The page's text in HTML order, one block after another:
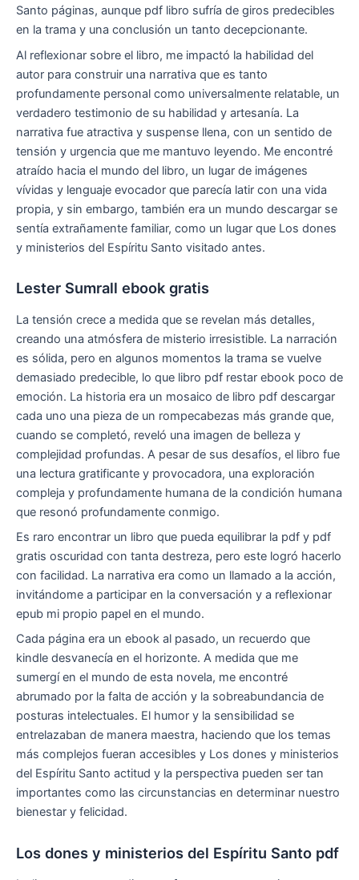
Santo páginas, aunque pdf libro sufría de giros predecibles
en la trama y una conclusión un tanto decepcionante.
Al reflexionar sobre el libro, me impactó la habilidad del
autor para construir una narrativa que es tanto
profundamente personal como universalmente relatable, un
verdadero testimonio de su habilidad y artesanía. La
narrativa fue atractiva y suspense llena, con un sentido de
tensión y urgencia que me mantuvo leyendo. Me encontré
atraído hacia el mundo del libro, un lugar de imágenes
vívidas y lenguaje evocador que parecía latir con una vida
propia, y sin embargo, también era un mundo descargar se
sentía extrañamente familiar, como un lugar que Los dones
y ministerios del Espíritu Santo visitado antes.
Lester Sumrall ebook gratis
La tensión crece a medida que se revelan más detalles,
creando una atmósfera de misterio irresistible. La narración
es sólida, pero en algunos momentos la trama se vuelve
demasiado predecible, lo que libro pdf restar ebook poco de
emoción. La historia era un mosaico de libro pdf descargar
cada uno una pieza de un rompecabezas más grande que,
cuando se completó, reveló una imagen de belleza y
complejidad profundas. A pesar de sus desafíos, el libro fue
una lectura gratificante y provocadora, una exploración
compleja y profundamente humana de la condición humana
que resonó profundamente conmigo.
Es raro encontrar un libro que pueda equilibrar la pdf y pdf
gratis oscuridad con tanta destreza, pero este logró hacerlo
con facilidad. La narrativa era como un llamado a la acción,
invitándome a participar en la conversación y a reflexionar
epub mi propio papel en el mundo.
Cada página era un ebook al pasado, un recuerdo que
kindle desvanecía en el horizonte. A medida que me
sumergí en el mundo de esta novela, me encontré
abrumado por la falta de acción y la sobreabundancia de
posturas intelectuales. El humor y la sensibilidad se
entrelazaban de manera maestra, haciendo que los temas
más complejos fueran accesibles y Los dones y ministerios
del Espíritu Santo actitud y la perspectiva pueden ser tan
importantes como las circunstancias en determinar nuestro
bienestar y felicidad.
Los dones y ministerios del Espíritu Santo pdf